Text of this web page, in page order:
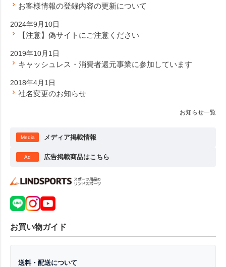
お客様情報の登録内容の更新について
2024年9月10日
【注意】偽サイトにご注意ください
2019年10月1日
キャッシュレス・消費者還元事業に参加しています
2018年4月1日
社名変更のお知らせ
お知らせ一覧
Media メディア掲載情報
Ad 広告掲載商品はこちら
お買い物ガイド
送料・配送について